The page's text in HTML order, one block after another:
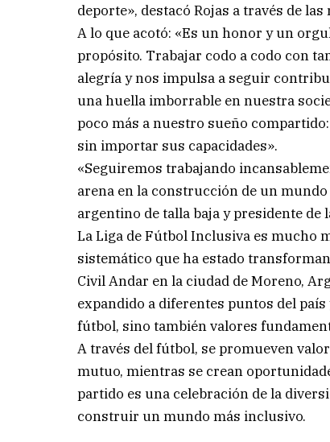
deporte», destacó Rojas a través de las
A lo que acotó: «Es un honor y un
propósito. Trabajar codo a codo con
alegría y nos impulsa a seguir
una huella imborrable en nuestra
poco más a nuestro sueño
sin importar sus capacidades».
«Seguiremos trabajando
arena en la construcción de un
argentino de talla baja y presidente
La Liga de Fútbol Inclusiva es mucho
sistemático que ha estado
Civil Andar en la ciudad de Moreno,
expandido a diferentes puntos del
fútbol, sino también valores
A través del fútbol, se promueven
mutuo, mientras se crean
partido es una celebración de la
construir un mundo más inclusivo.